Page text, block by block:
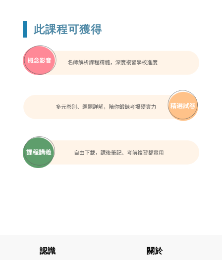
此課程可獲得
認識
關於